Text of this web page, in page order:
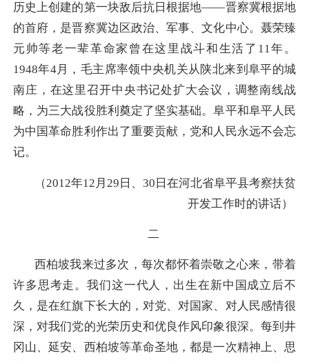
历史上创建的第一块敌后抗日根据地——晋察冀根据地
的首府，是晋察冀边区政治、军事、文化中心。聂荣臻
元帅等老一辈革命家曾在这里战斗和生活了11年。
1948年4月，毛主席率领中央机关从陕北来到阜平的城
南庄，在这里召开中央书记处扩大会议，调整南线战
略，为三大战役胜利奠定了坚实基础。阜平和阜平人民
为中国革命胜利作出了重要贡献，党和人民永远不会忘
记。
（2012年12月29日、30日在河北省阜平县考察扶贫
开发工作时的讲话）
二
西柏坡我来过多次，每次都怀着崇敬之心来，带着
许多思考走。我们这一代人，出生在新中国成立后不
久，是在红旗下长大的，对党、对国家、对人民感情很
深，对我们党的光荣历史和优良作风印象很深。每到井
冈山、延安、西柏坡等革命圣地，都是一次精神上、思